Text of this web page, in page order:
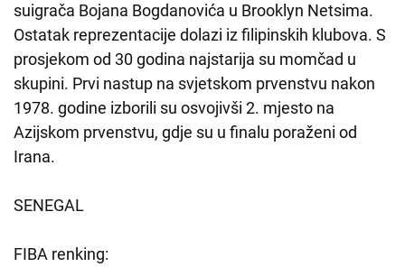
suigrača Bojana Bogdanovića u Brooklyn Netsima.
Ostatak reprezentacije dolazi iz filipinskih klubova. S
prosjekom od 30 godina najstarija su momčad u
skupini. Prvi nastup na svjetskom prvenstvu nakon
1978. godine izborili su osvojivši 2. mjesto na
Azijskom prvenstvu, gdje su u finalu poraženi od
Irana.
SENEGAL
FIBA renking: